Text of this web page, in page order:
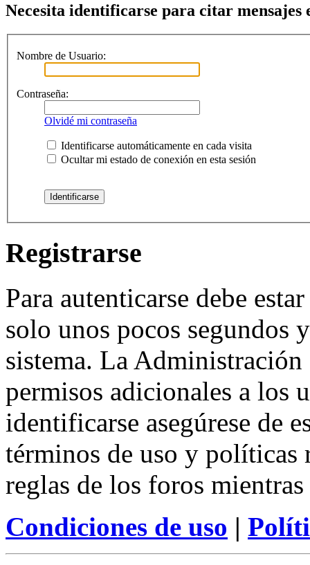
Necesita identificarse para citar mensajes
Nombre de Usuario:
Contraseña:
Olvidé mi contraseña
Identificarse automáticamente en cada visita
Ocultar mi estado de conexión en esta sesión
Registrarse
Para autenticarse debe
solo unos pocos segundos
sistema. La
permisos adicionales a los
identificarse asegúrese de
términos de uso y políticas
reglas de los foros
Condiciones de uso |